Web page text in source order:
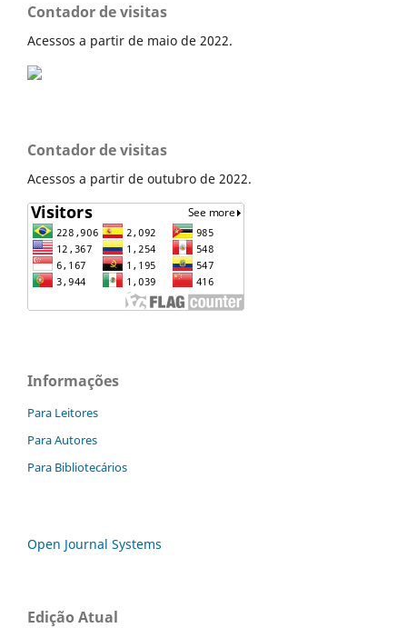
Contador de visitas
Acessos a partir de maio de 2022.
Contador de visitas
Acessos a partir de outubro de 2022.
Informações
Para Leitores
Para Autores
Para Bibliotecários
Open Journal Systems
Edição Atual